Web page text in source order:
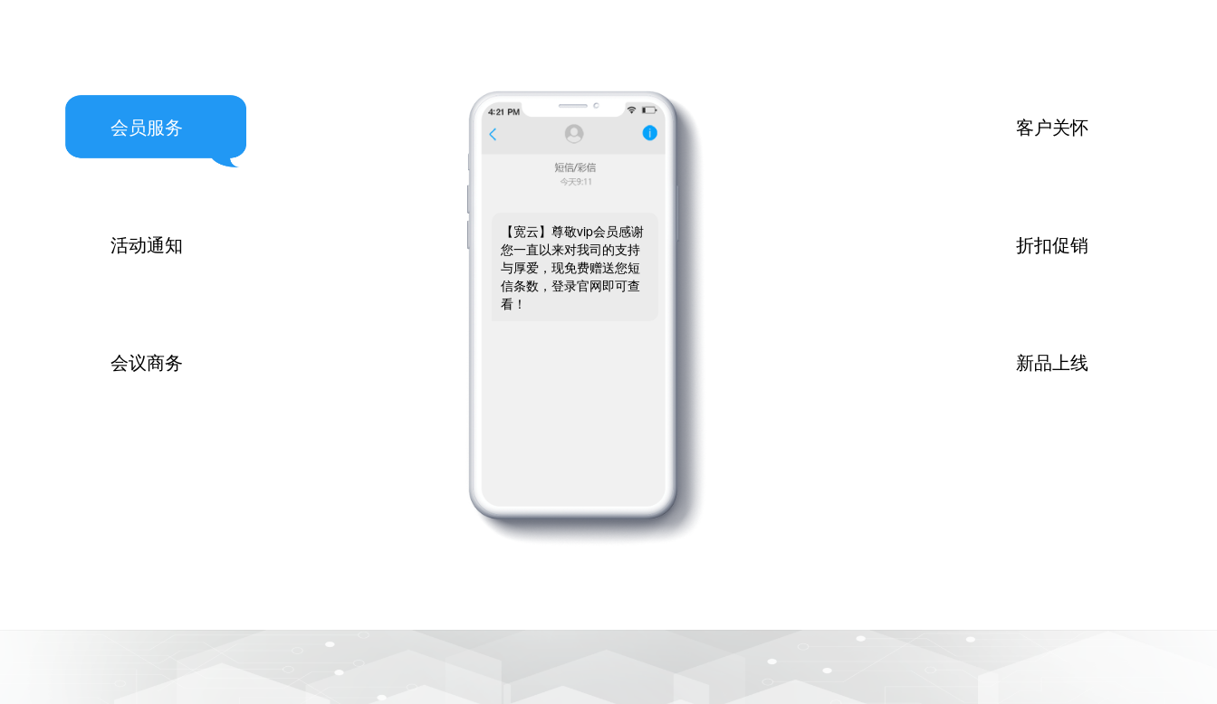
会员服务
活动通知
会议商务
【宽云】尊敬vip会员感谢
您一直以来对我司的支持
与厚爱，现免费赠送您短
信条数，登录官网即可查
看！
客户关怀
折扣促销
新品上线